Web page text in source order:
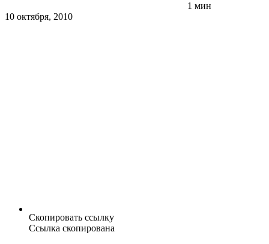
1 мин
10 октября, 2010
Скопировать ссылку
Ссылка скопирована